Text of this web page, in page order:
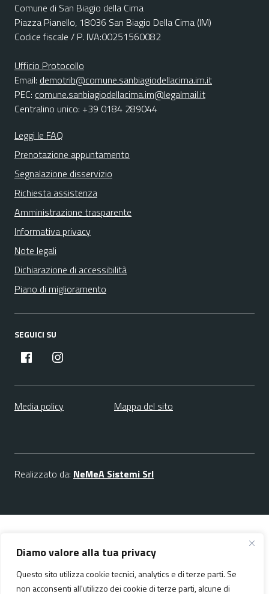
Diamo valore alla tua privacy
Questo sito utilizza cookie tecnici, analytics e di terze parti. Se
non acconsenti all'utilizzo dei cookie di terze parti, alcune di
Comune di San Biagio della Cima
Piazza Pianello, 18036 San Biagio Della Cima (IM)
Codice fiscale / P. IVA:00251560082
Ufficio Protocollo
Email: demotrib@comune.sanbiagiodellacima.im.it
PEC: comune.sanbiagiodellacima.im@legalmail.it
Centralino unico: +39 0184 289044
Leggi le FAQ
Prenotazione appuntamento
Segnalazione disservizio
Richiesta assistenza
Amministrazione trasparente
Informativa privacy
Note legali
Dichiarazione di accessibilità
Piano di miglioramento
SEGUICI SU
facebook
Media policy Mappa del sito
Realizzato da: NeMeA Sistemi Srl